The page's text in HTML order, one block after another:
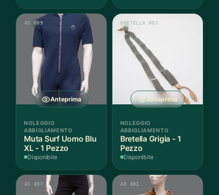
Anteprima
AS 009
NOLEGGIO
ABBIGLIAMENTO
Muta Surf Uomo Blu
XL - 1 Pezzo
Disponibile
Anteprima
BRETELLA 003
NOLEGGIO
ABBIGLIAMENTO
Bretella Grigia - 1
Pezzo
Disponibile
AS 007 AD 001